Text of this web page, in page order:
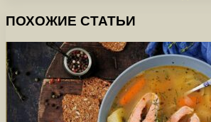
ПОХОЖИЕ СТАТЬИ